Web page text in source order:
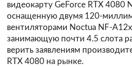
видеокарту GeForce RTX 4080
оснащенную двумя 120-
вентиляторами Noctua NF-
занимающую почти 4.5 слота
верить заявлениям
RTX 4080 на рынке.